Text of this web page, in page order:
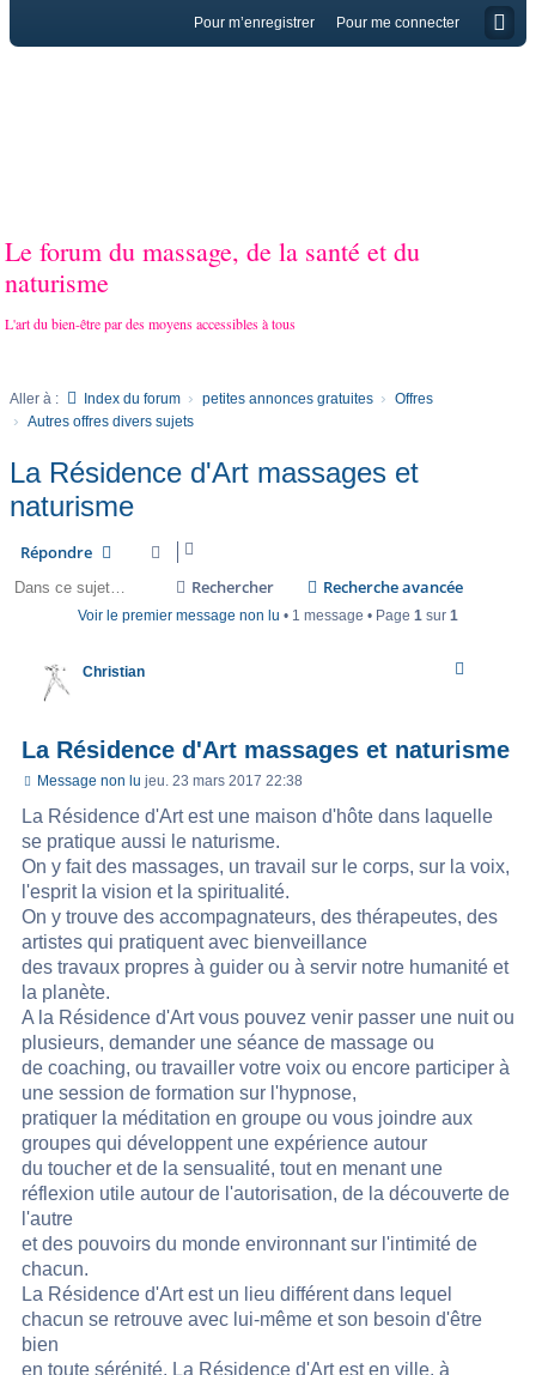
Pour me connecter
Pour m’enregistrer
Le forum du massage, de la santé et du
naturisme
L'art du bien-être par des moyens accessibles à tous
Aller à : Index du forum petites annonces gratuites
Offres
Autres offres divers sujets
La Résidence d'Art massages et
naturisme
Répondre
Rechercher
Recherche avancée
Voir le premier message non lu • 1 message • Page 1 sur 1
Christian
La Résidence d'Art massages et naturisme
Message non lu jeu. 23 mars 2017 22:38
La Résidence d'Art est une maison d'hôte dans laquelle
se pratique aussi le naturisme.
On y fait des massages, un travail sur le corps, sur la voix,
l'esprit la vision et la spiritualité.
On y trouve des accompagnateurs, des thérapeutes, des
artistes qui pratiquent avec bienveillance
des travaux propres à guider ou à servir notre humanité et
la planète.
A la Résidence d'Art vous pouvez venir passer une nuit ou
plusieurs, demander une séance de massage ou
de coaching, ou travailler votre voix ou encore participer à
une session de formation sur l'hypnose,
pratiquer la méditation en groupe ou vous joindre aux
groupes qui développent une expérience autour
du toucher et de la sensualité, tout en menant une
réflexion utile autour de l'autorisation, de la découverte de
l'autre
et des pouvoirs du monde environnant sur l'intimité de
chacun.
La Résidence d'Art est un lieu différent dans lequel
chacun se retrouve avec lui-même et son besoin d'être
bien
en toute sérénité. La Résidence d'Art est en ville, à